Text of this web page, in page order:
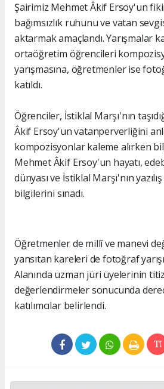
Şairimiz Mehmet Âkif Ersoy'un
bağımsızlık ruhunu ve vatan
aktarmak amaçlandı. Yarışmalar
ortaöğretim öğrencileri
yarışmasına, öğretmenler ise
katıldı.
Öğrenciler, İstiklal Marşı'nın
Âkif Ersoy'un vatanperverliğini
kompozisyonlar kaleme alırken
Mehmet Âkif Ersoy'un hayatı,
dünyası ve İstiklal Marşı'nın
bilgilerini sınadı.
Öğretmenler de millî ve manevi
yansıtan kareleri de fotoğraf
Alanında uzman jüri üyelerinin
değerlendirmeler sonucunda
katılımcılar belirlendi.